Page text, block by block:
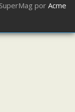
porAcme